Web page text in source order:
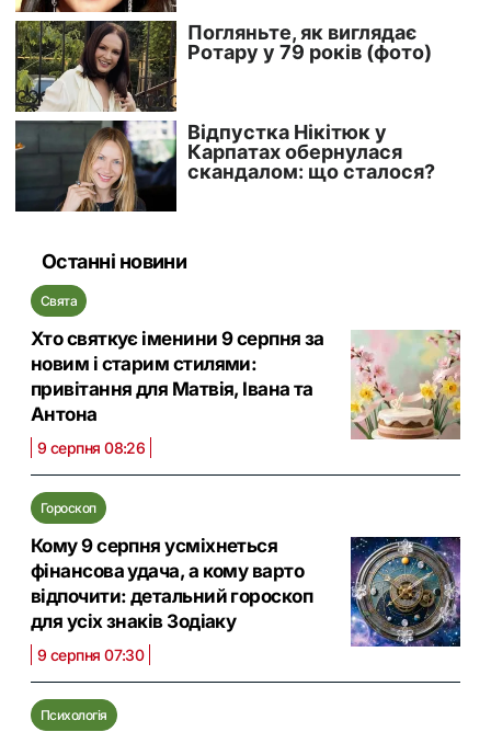
Останні новини
Свята
Хто святкує іменини 9 серпня за
новим і старим стилями:
привітання для Матвія, Івана та
Антона
9 серпня 08:26
Гороскоп
Кому 9 серпня усміхнеться
фінансова удача, а кому варто
відпочити: детальний гороскоп
для усіх знаків Зодіаку
9 серпня 07:30
Психологія